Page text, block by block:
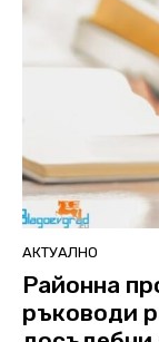
АКТУАЛНО
Районна
ръководи